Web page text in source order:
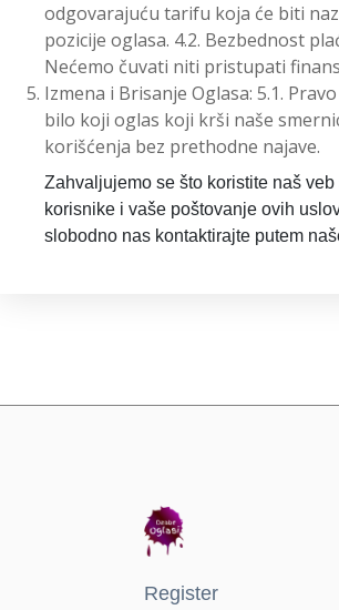
odgovarajuću tarifu koja će biti
pozicije oglasa. 4.2. Bezbednost
Nećemo čuvati niti pristupati
Izmena i Brisanje Oglasa: 5.1.
bilo koji oglas koji krši naše
korišćenja bez prethodne najave.
Zahvaljujemo se što koristite naš
korisnike i vaše poštovanje ovih
slobodno nas kontaktirajte putem
Register